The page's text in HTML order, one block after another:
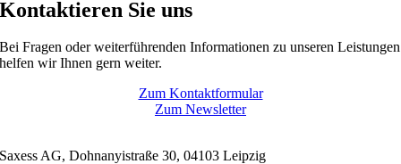
Kontaktieren Sie uns
Bei Fragen oder weiterführenden Informationen zu unseren Leistungen
helfen wir Ihnen gern weiter.
Zum Kontaktformular
Zum Newsletter
Saxess AG, Dohnanyistraße 30, 04103 Leipzig